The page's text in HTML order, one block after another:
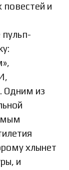
повестей и
Одним из
хлынет
и